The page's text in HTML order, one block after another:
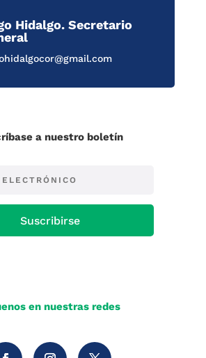
Hidalgo. Secretario
a nuestro boletín
Suscribirse
en nuestras redes